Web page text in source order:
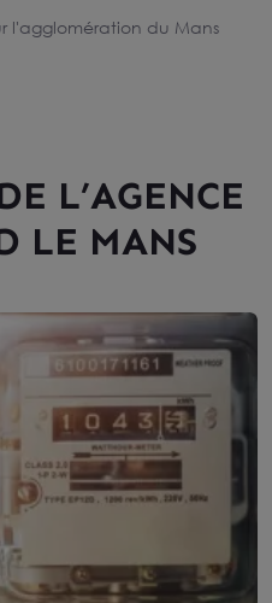
l'agglomération du Mans
L’AGENCE
LE MANS